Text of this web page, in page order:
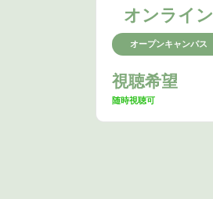
オンライン
オープンキャンパス
視聴希望
随時視聴可